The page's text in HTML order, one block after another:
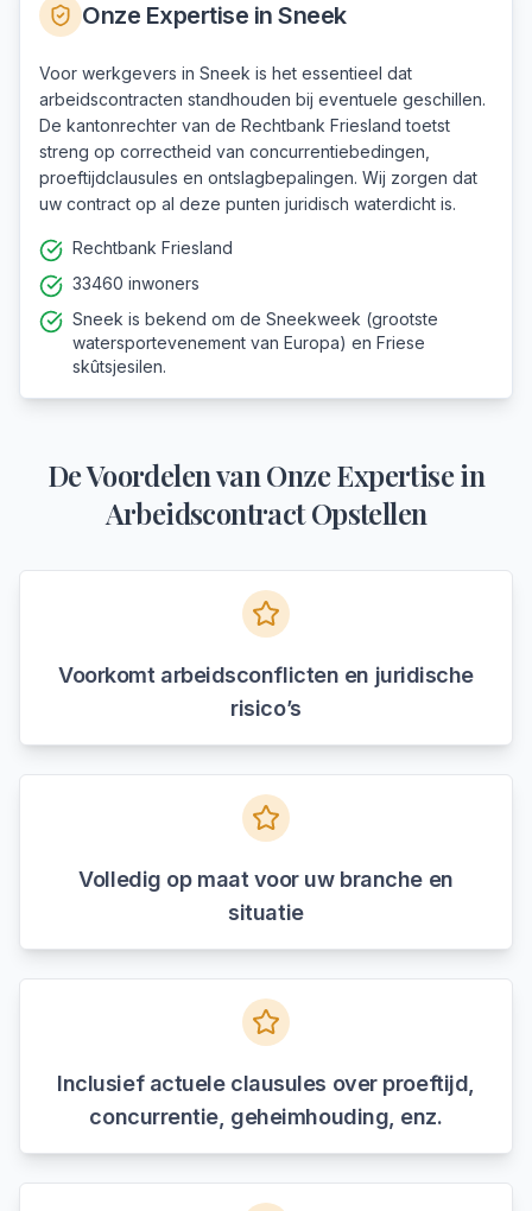
Onze Expertise in Sneek
Voor werkgevers in Sneek is het essentieel dat
arbeidscontracten standhouden bij eventuele geschillen.
De kantonrechter van de Rechtbank Friesland toetst
streng op correctheid van concurrentiebedingen,
proeftijdclausules en ontslagbepalingen. Wij zorgen dat
uw contract op al deze punten juridisch waterdicht is.
Rechtbank Friesland
33460 inwoners
Sneek is bekend om de Sneekweek (grootste
watersportevenement van Europa) en Friese
skûtsjesilen.
De Voordelen van Onze Expertise in
Arbeidscontract Opstellen
Voorkomt arbeidsconflicten en juridische
risico’s
Volledig op maat voor uw branche en
situatie
Inclusief actuele clausules over proeftijd,
concurrentie, geheimhouding, enz.